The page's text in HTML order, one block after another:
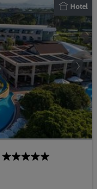
Hotel